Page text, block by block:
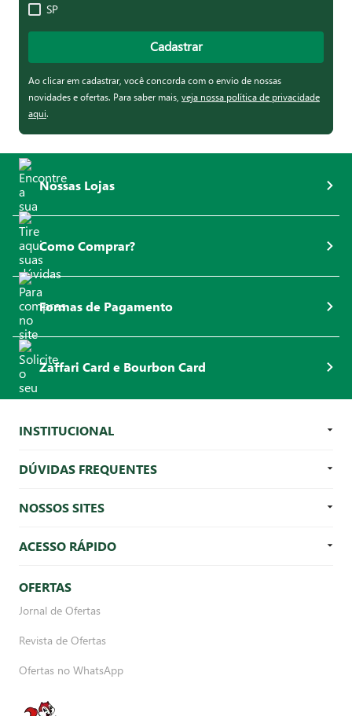
SP
Cadastrar
Ao clicar em cadastrar, você concorda com o envio de nossas
novidades e ofertas. Para saber mais, veja nossa política de privacidade
aqui.
Nossas Lojas
Como Comprar?
Formas de Pagamento
Zaffari Card e Bourbon Card
INSTITUCIONAL
DÚVIDAS FREQUENTES
NOSSOS SITES
ACESSO RÁPIDO
OFERTAS
Jornal de Ofertas
Revista de Ofertas
Ofertas no WhatsApp